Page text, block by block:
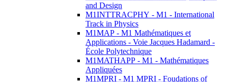
and Design
M1INTTRACPHY - M1 - International
Track in Physics
M1MAP - M1 Mathématiques et
Applications - Voie Jacques Hadamard -
École Polytechnique
M1MATHAPP - M1 - Mathématiques
Appliquées
M1MPRI - M1 MPRI - Foudations of